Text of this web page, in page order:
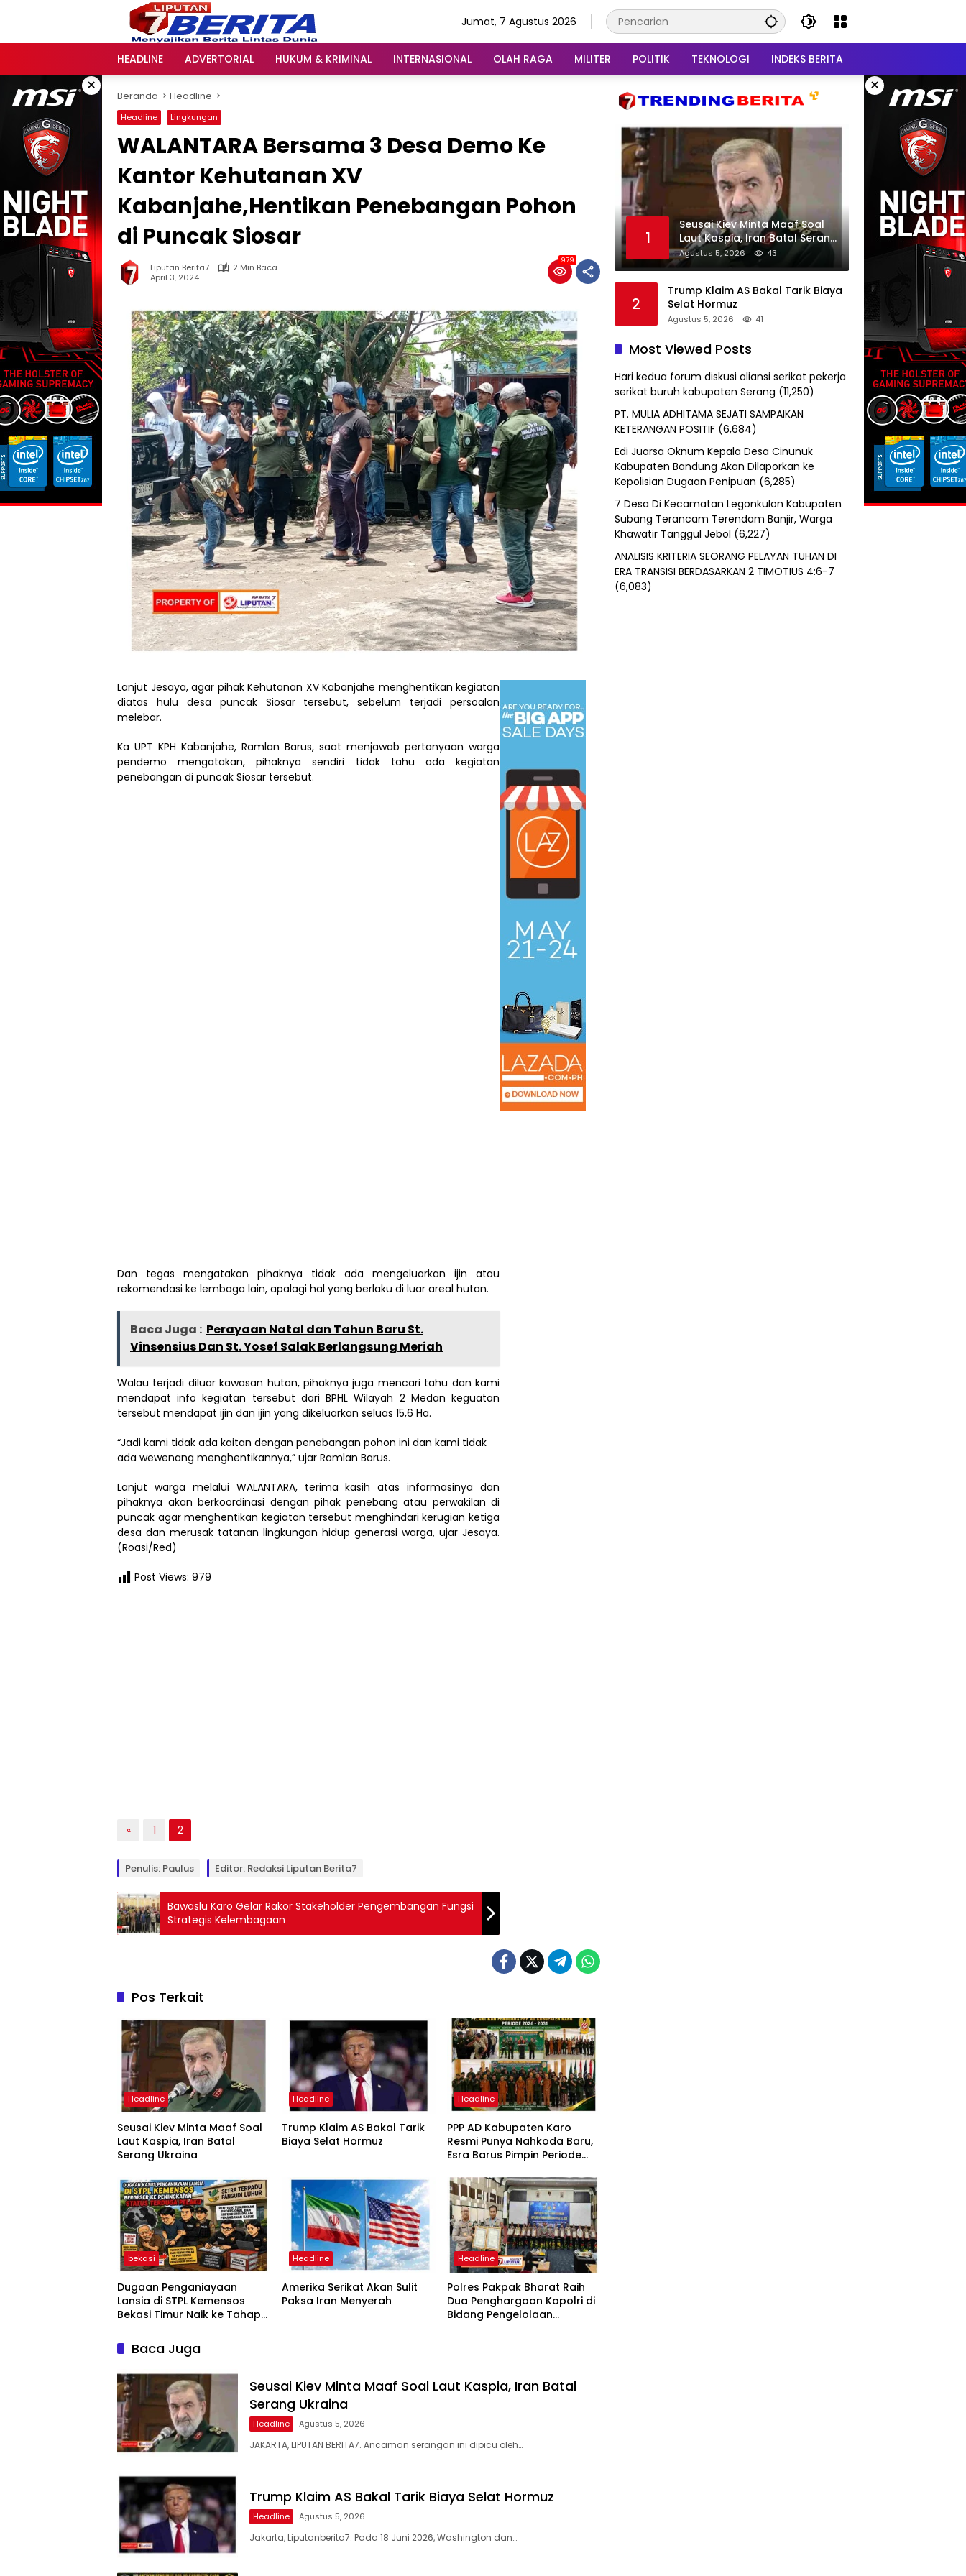
Jumat, 7 Agustus 2026
HEADLINE ADVERTORIAL HUKUM & KRIMINAL INTERNASIONAL OLAH RAGA MILITER POLITIK TEKNOLOGI INDEKS BERITA
× ×
Beranda Headline
Headline Lingkungan
WALANTARA Bersama 3 Desa Demo Ke
Kantor Kehutanan XV
Kabanjahe,Hentikan Penebangan Pohon
di Puncak Siosar
Liputan Berita7
2 Min Baca
April 3, 2024
979
Lanjut Jesaya, agar pihak Kehutanan XV Kabanjahe menghentikan kegiatan
diatas hulu desa puncak Siosar tersebut, sebelum terjadi persoalan
melebar.
Ka UPT KPH Kabanjahe, Ramlan Barus, saat menjawab pertanyaan warga
pendemo mengatakan, pihaknya sendiri tidak tahu ada kegiatan
penebangan di puncak Siosar tersebut.
Dan tegas mengatakan pihaknya tidak ada mengeluarkan ijin atau
rekomendasi ke lembaga lain, apalagi hal yang berlaku di luar areal hutan.
Baca Juga : Perayaan Natal dan Tahun Baru St.
Vinsensius Dan St. Yosef Salak Berlangsung Meriah
Walau terjadi diluar kawasan hutan, pihaknya juga mencari tahu dan kami
mendapat info kegiatan tersebut dari BPHL Wilayah 2 Medan keguatan
tersebut mendapat ijin dan ijin yang dikeluarkan seluas 15,6 Ha.
“Jadi kami tidak ada kaitan dengan penebangan pohon ini dan kami tidak
ada wewenang menghentikannya,” ujar Ramlan Barus.
Lanjut warga melalui WALANTARA, terima kasih atas informasinya dan
pihaknya akan berkoordinasi dengan pihak penebang atau perwakilan di
puncak agar menghentikan kegiatan tersebut menghindari kerugian ketiga
desa dan merusak tatanan lingkungan hidup generasi warga, ujar Jesaya.
(Roasi/Red)
Post Views: 979
« 1 2
Penulis: Paulus Editor: Redaksi Liputan Berita7
Bawaslu Karo Gelar Rakor Stakeholder Pengembangan Fungsi
Strategis Kelembagaan
Pos Terkait
Headline
Seusai Kiev Minta Maaf Soal
Laut Kaspia, Iran Batal
Serang Ukraina
Headline
Trump Klaim AS Bakal Tarik
Biaya Selat Hormuz
Headline
PPP AD Kabupaten Karo
Resmi Punya Nahkoda Baru,
Esra Barus Pimpin Periode
bekasi
Dugaan Penganiayaan
Lansia di STPL Kemensos
Bekasi Timur Naik ke Tahap
Minta Proses Transparan
dan Bebas Intervensi
Headline
Amerika Serikat Akan Sulit
Paksa Iran Menyerah
Headline
Polres Pakpak Bharat Raih
Dua Penghargaan Kapolri di
Bidang Pengelolaan
Baca Juga
Seusai Kiev Minta Maaf Soal Laut Kaspia, Iran Batal
Serang Ukraina
Headline Agustus 5, 2026
JAKARTA, LIPUTAN BERITA7. Ancaman serangan ini dipicu oleh…
Trump Klaim AS Bakal Tarik Biaya Selat Hormuz
Headline Agustus 5, 2026
Jakarta, Liputanberita7. Pada 18 Juni 2026, Washington dan…
1
Seusai Kiev Minta Maaf Soal
Laut Kaspia, Iran Batal Serang
Ukraina
Agustus 5, 2026 43
2
Trump Klaim AS Bakal Tarik Biaya
Selat Hormuz
Agustus 5, 2026 41
Most Viewed Posts
Hari kedua forum diskusi aliansi serikat pekerja
serikat buruh kabupaten Serang (11,250)
PT. MULIA ADHITAMA SEJATI SAMPAIKAN
KETERANGAN POSITIF (6,684)
Edi Juarsa Oknum Kepala Desa Cinunuk
Kabupaten Bandung Akan Dilaporkan ke
Kepolisian Dugaan Penipuan (6,285)
7 Desa Di Kecamatan Legonkulon Kabupaten
Subang Terancam Terendam Banjir, Warga
Khawatir Tanggul Jebol (6,227)
ANALISIS KRITERIA SEORANG PELAYAN TUHAN DI
ERA TRANSISI BERDASARKAN 2 TIMOTIUS 4:6-7
(6,083)